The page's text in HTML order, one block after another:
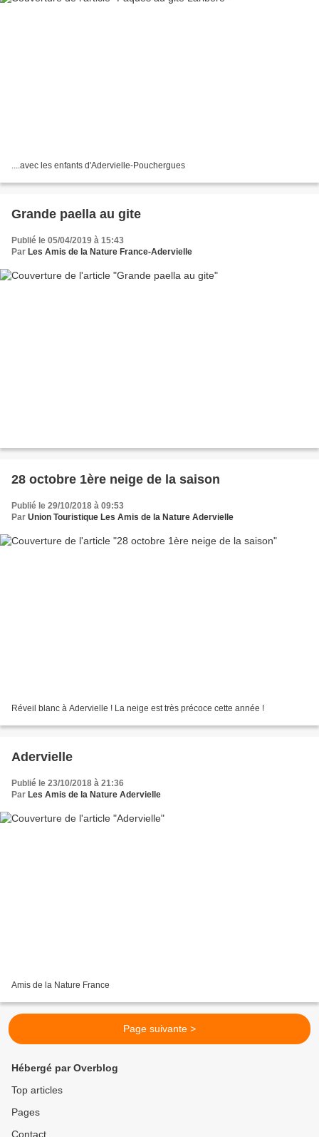
....avec les enfants d'Adervielle-Pouchergues
Grande paella au gite
Publié le 05/04/2019 à 15:43
Par Les Amis de la Nature France-Adervielle
28 octobre 1ère neige de la saison
Publié le 29/10/2018 à 09:53
Par Union Touristique Les Amis de la Nature Adervielle
Réveil blanc à Adervielle ! La neige est très précoce cette année !
Adervielle
Publié le 23/10/2018 à 21:36
Par Les Amis de la Nature Adervielle
Amis de la Nature France
Page suivante >
Hébergé par Overblog
Top articles
Pages
Contact